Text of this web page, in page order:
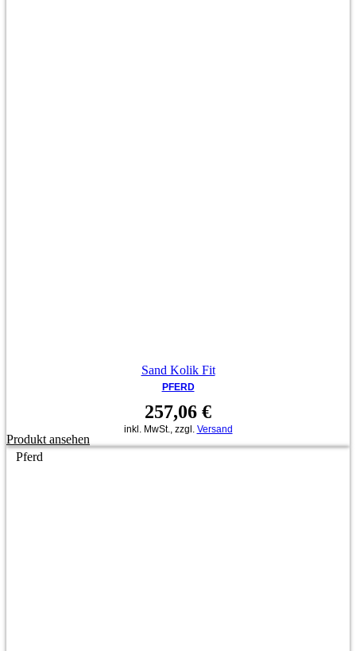
Sand Kolik Fit
PFERD
257,06 €
inkl. MwSt., zzgl. Versand
Produkt ansehen
Pferd